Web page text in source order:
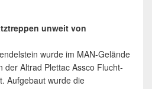
unweit von
wurde im MAN-Gelände
der Altrad Plettac Assco Flucht-
Aufgebaut wurde die